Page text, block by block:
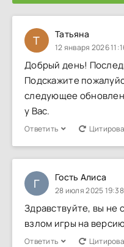
Т Татьяна
12 января 2026
Добрый день!
Подскажите
следующее
у Вас.
Ответить
Г Гость Алиса
28 июля 2025 19:38
Здравствуйте, вы не
взлом игры на
Ответить